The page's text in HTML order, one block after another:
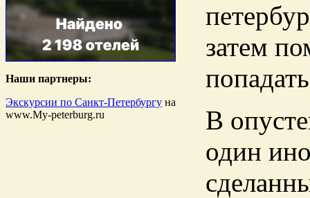
Наши партнеры:
Экскурсии по Санкт-Петербургу на
www.My-peterburg.ru
затем
В
один